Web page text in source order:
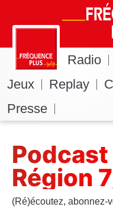
Radio
Jeux
Replay
Presse
Podcast
Région
(Ré)écoutez, abonnez-